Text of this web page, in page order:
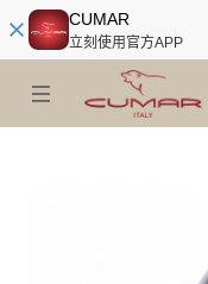
CUMAR
立刻使用官方APP